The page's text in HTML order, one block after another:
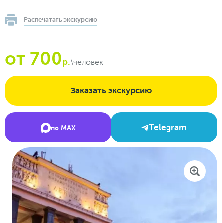
Распечатать экскурсию
от 700р.\человек
Заказать экскурсию
по MAX Telegram